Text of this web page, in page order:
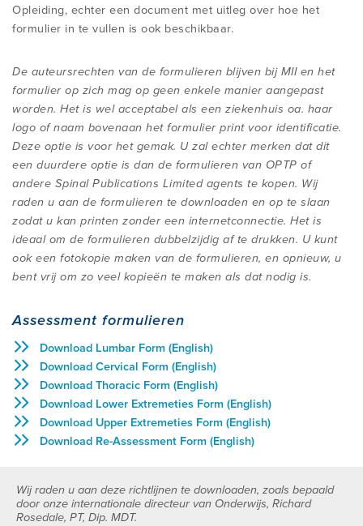
Opleiding, echter een document met uitleg over hoe het
formulier in te vullen is ook beschikbaar.
De auteursrechten van de formulieren blijven bij MII en het
formulier op zich mag op geen enkele manier aangepast
worden. Het is wel acceptabel als een ziekenhuis oa. haar
logo of naam bovenaan het formulier print voor identificatie.
Deze optie is voor het gemak. U zal echter merken dat dit
een duurdere optie is dan de formulieren van OPTP of
andere Spinal Publications Limited agents te kopen. Wij
raden u aan de formulieren te downloaden en op te slaan
zodat u kan printen zonder een internetconnectie. Het is
ideaal om de formulieren dubbelzijdig af te drukken. U kunt
ook een fotokopie maken van de formulieren, en opnieuw, u
bent vrij om zo veel kopieën te maken als dat nodig is.
Assessment formulieren
Download Lumbar Form (English)
Download Cervical Form (English)
Download Thoracic Form (English)
Download Lower Extremeties Form (English)
Download Upper Extremeties Form (English)
Download Re-Assessment Form (English)
Wij raden u aan deze richtlijnen te downloaden, zoals bepaald
door onze internationale directeur van Onderwijs, Richard
Rosedale, PT, Dip. MDT.